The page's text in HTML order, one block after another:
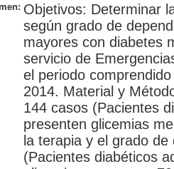
Objetivos: Determinar
según grado de
mayores con diabetes
servicio de
el periodo
2014. Material y
144 casos (Pacientes
presenten glicemias
la terapia y el grado
(Pacientes diabéticos